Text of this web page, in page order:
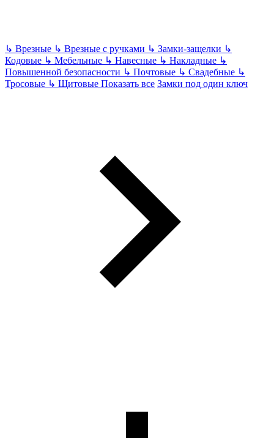
↳ Врезные ↳ Врезные с ручками ↳ Замки-защелки ↳
Кодовые ↳ Мебельные ↳ Навесные ↳ Накладные ↳
Повышенной безопасности ↳ Почтовые ↳ Свадебные ↳
Тросовые ↳ Щитовые Показать все Замки под один ключ